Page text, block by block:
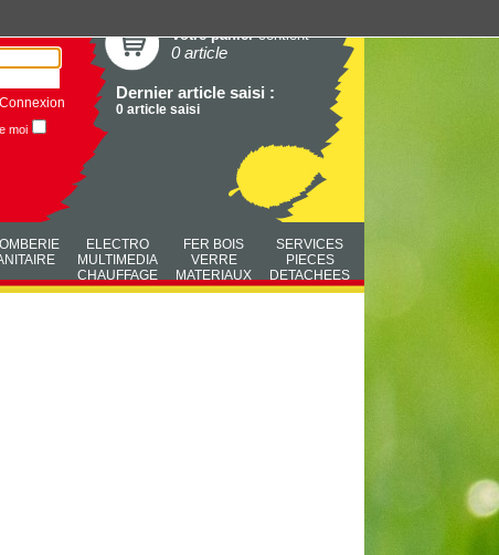
Connexion
moi
Votre paniercontient
0 article
Dernier article saisi :
0 article saisi
ELECTRO
MULTIMEDIA
CHAUFFAGE
FER BOIS
VERRE
MATERIAUX
SERVICES
PIECES
DETACHEES